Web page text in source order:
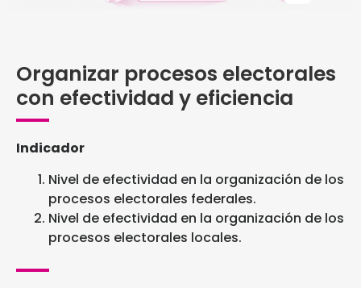
Organizar procesos electorales
con efectividad y eficiencia
Indicador
Nivel de efectividad en la organización de los
procesos electorales federales.
Nivel de efectividad en la organización de los
procesos electorales locales.